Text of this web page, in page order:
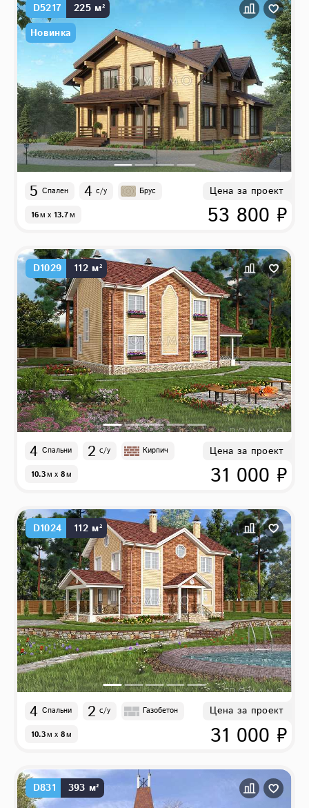
D5217
225 м²
Новинка
5 Спален 4 с/у Брус
16м x 13.7м
Цена за проект
53 800 ₽
D1029 112 м²
4 Спальни 2 с/у Кирпич
10.3м x 8м
Цена за проект
31 000 ₽
D1024 112 м²
4 Спальни 2 с/у Газобетон
10.3м x 8м
Цена за проект
31 000 ₽
D831 393 м²